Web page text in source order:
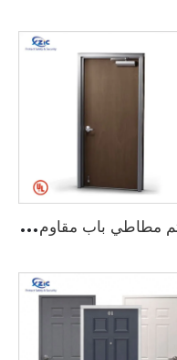
خ
تم مطاطي باب مقاوم للحريق 90 دقيقة باب خشبي مقاوم للحريق مع إطار حديدي